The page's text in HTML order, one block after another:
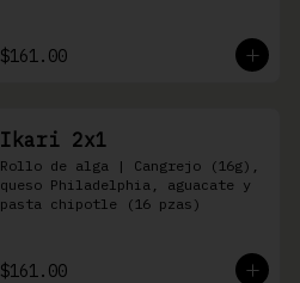
$161.00
Ikari 2x1
Rollo de alga | Cangrejo (16g),
queso Philadelphia, aguacate y
pasta chipotle (16 pzas)
$161.00